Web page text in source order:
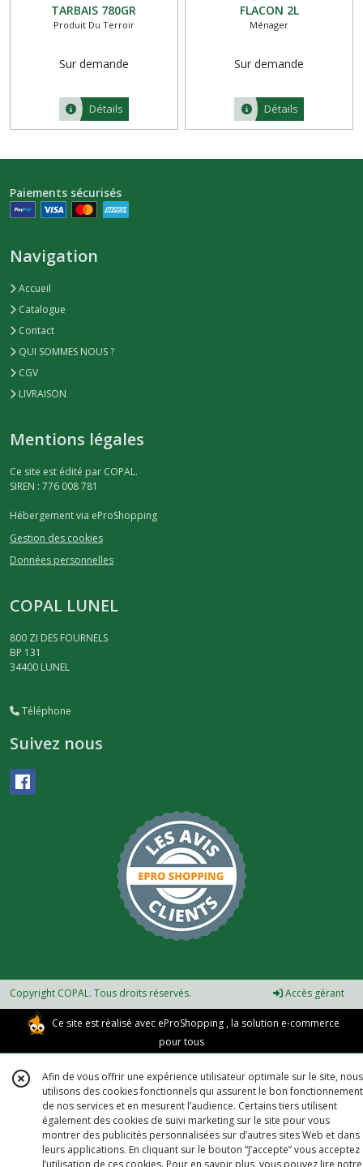
TARBAIS 780GR
Produit Du Terroir
Sur demande
Détails
FLACON 2L
Ménager
Sur demande
Détails
Paiements sécurisés
Navigation
Accueil
Catalogue
Contact
QUI SOMMES NOUS ?
CGV
LIVRAISON
Mentions légales
Ce site est édité par COPAL.
SIREN : 776 008 781
Hébergement via eProShopping
Gestion des cookies
Données personnelles
COPAL LUNEL
800 ZI DES FOURNELS
BP 131
34400 LUNEL
Téléphone
Suivez nous
Copyright COPAL. Tous droits réservés. Accès gérant
Ce site est réalisé avec eProShopping, la solution e-commerce
pour tous
Afin de vous offrir une expérience utilisateur optimale sur le site, nous
utilisons des cookies fonctionnels qui assurent le bon fonctionnement
de nos services et en mesurent l’audience. Certains tiers utilisent
également des cookies de suivi marketing sur le site pour vous
montrer des publicités personnalisées sur d’autres sites Web et dans
leurs applications. En cliquant sur le bouton “J’accepte” vous acceptez
l’utilisation de ces cookies. Pour en savoir plus, vous pouvez lire notre